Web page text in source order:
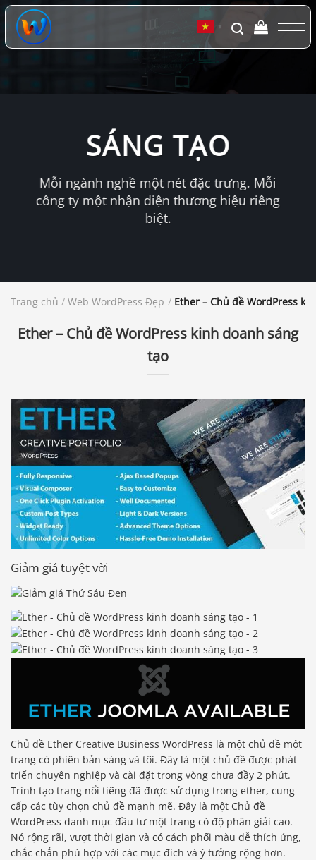
Chuyển
đến
dung
▼
SÁNG TẠO
Mỗi ngành nghề một nét đặc trưng. Mỗi
công ty một nhận diện thương hiệu riêng
biệt.
Trang chủ / Web WordPress Đẹp / Ether – Chủ đề WordPress
Ether – Chủ đề WordPress kinh doanh sáng
tạo
Giảm giá tuyệt vời
Chủ đề Ether Creative Business WordPress là một chủ đề một
trang có phiên bản sáng và tối. Đây là một chủ đề được phát
triển chuyên nghiệp và cài đặt trong vòng chưa đầy 2 phút.
Trình tạo trang nổi tiếng đã được sử dụng trong ether, cung
cấp các tùy chọn chủ đề mạnh mẽ. Đây là một Chủ đề
WordPress danh mục đầu tư một trang có độ phân giải cao.
Nó rộng rãi, vượt thời gian và có cách phối màu dễ thích ứng,
chắc chắn phù hợp với các mục đích và ý tưởng rộng hơn.